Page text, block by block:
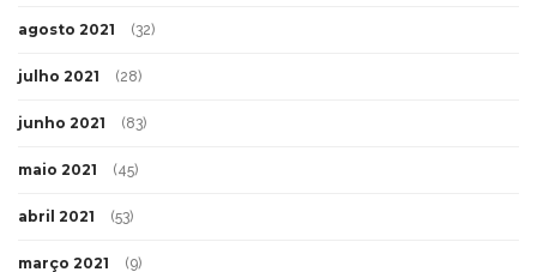
agosto 2021 (32)
julho 2021 (28)
junho 2021 (83)
maio 2021 (45)
abril 2021 (53)
março 2021 (9)